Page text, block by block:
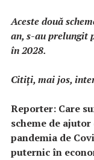
Aceste două
an, s-au prelungit
în 2028.
Citiţi, mai jos,
Reporter: Care
scheme de
pandemia de
puternic în